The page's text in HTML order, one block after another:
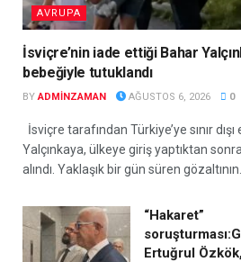
AVRUPA
İsviçre’nin iade ettiği Bahar
bebeğiyle tutuklandı
BY ADMINZAMAN AĞUSTOS 6, 2026 0
İsviçre tarafından Türkiye’ye sınır
Yalçınkaya, ülkeye giriş yaptıktan
alındı. Yaklaşık bir gün süren gözaltının...
“Hakaret”
Ertuğrul